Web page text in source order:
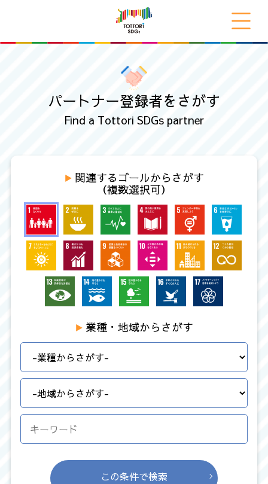
パートナー登録者をさがす
Find a Tottori SDGs partner
業種・地域からさがす
関連するゴールからさがす
（複数選択可）
この条件で検索